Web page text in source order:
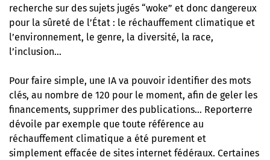
recherche sur des sujets jugés “woke” et donc dangereux
pour la sûreté de l’État : le réchauffement climatique et
l’environnement, le genre, la diversité, la race,
l’inclusion…
Pour faire simple, une IA va pouvoir identifier des mots
clés, au nombre de 120 pour le moment, afin de geler les
financements, supprimer des publications… Reporterre
dévoile par exemple que toute référence au
réchauffement climatique a été purement et
simplement effacée de sites internet fédéraux. Certaines